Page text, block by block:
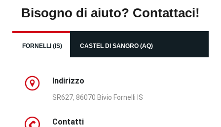
Bisogno di aiuto? Contattaci!
FORNELLI (IS) CASTEL DI SANGRO (AQ)
Indirizzo
SR627, 86070 Bivio Fornelli IS
Contatti